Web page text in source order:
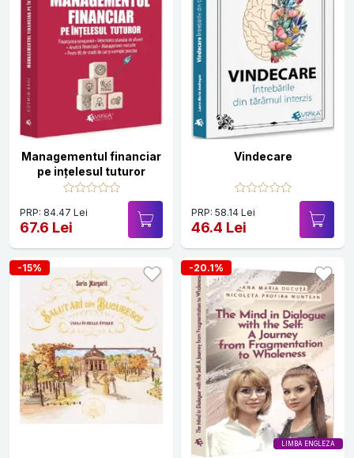
Managementul financiar
pe ințelesul tuturor
PRP: 84.47 Lei
67.6 Lei
Vindecare
PRP: 58.14 Lei
46.4 Lei
-15%
LIMBA ENGLEZA
-20.1%